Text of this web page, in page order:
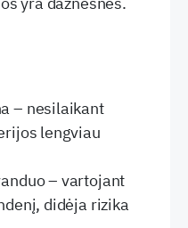
– nesilaikant
lengviau
– vartojant
didėja rizika